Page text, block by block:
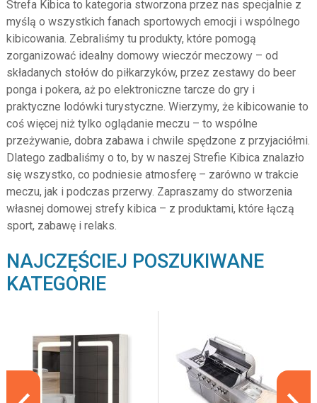
Strefa Kibica to kategoria stworzona przez nas specjalnie z
myślą o wszystkich fanach sportowych emocji i wspólnego
kibicowania. Zebraliśmy tu produkty, które pomogą
zorganizować idealny domowy wieczór meczowy – od
składanych stołów do piłkarzyków, przez zestawy do beer
ponga i pokera, aż po elektroniczne tarcze do gry i
praktyczne lodówki turystyczne. Wierzymy, że kibicowanie to
coś więcej niż tylko oglądanie meczu – to wspólne
przeżywanie, dobra zabawa i chwile spędzone z przyjaciółmi.
Dlatego zadbaliśmy o to, by w naszej Strefie Kibica znalazło
się wszystko, co podniesie atmosferę – zarówno w trakcie
meczu, jak i podczas przerwy. Zapraszamy do stworzenia
własnej domowej strefy kibica – z produktami, które łączą
sport, zabawę i relaks.
NAJCZĘŚCIEJ POSZUKIWANE
KATEGORIE